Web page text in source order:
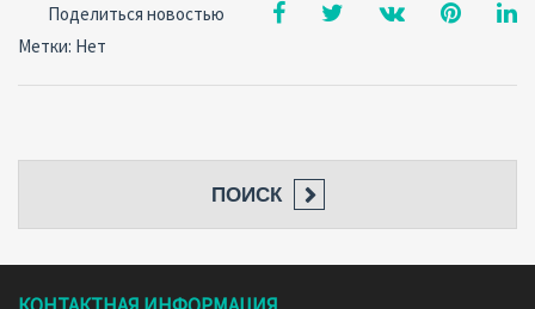
Поделиться новостью
Метки: Нет
ПОИСК